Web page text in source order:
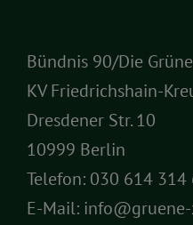
Bündnis 90/Die
KV Friedrichshain-
Dresdener Str. 10
10999 Berlin
Telefon: 030 614 314
E-Mail: